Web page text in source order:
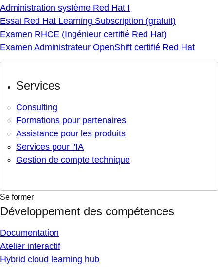
Administration système Red Hat I
Essai Red Hat Learning Subscription (gratuit)
Examen RHCE (Ingénieur certifié Red Hat)
Examen Administrateur OpenShift certifié Red Hat
Services
Consulting
Formations pour partenaires
Assistance pour les produits
Services pour l'IA
Gestion de compte technique
Se former
Développement des compétences
Documentation
Atelier interactif
Hybrid cloud learning hub